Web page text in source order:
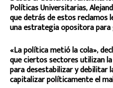
Políticas Universitarias,
que detrás de estos reclamos
una estrategia opositora para
«La política metió la cola»,
que ciertos sectores utilizan
para desestabilizar y debilitar
capitalizar políticamente el